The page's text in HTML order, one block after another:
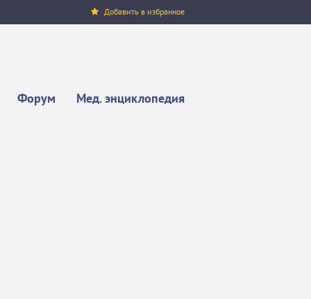
Добавить в избранное
Форум Мед. энциклопедия